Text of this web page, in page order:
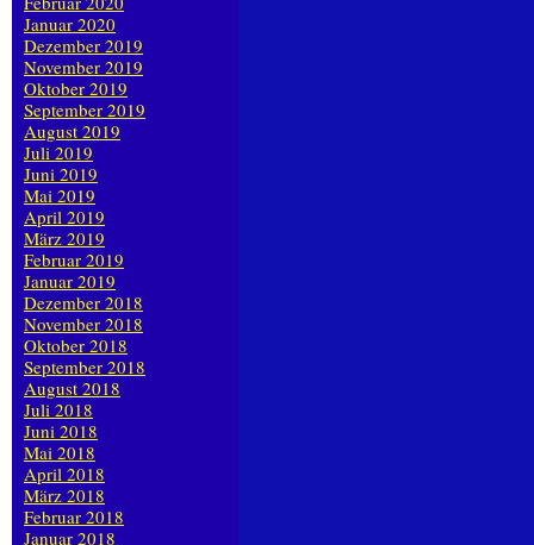
Januar 2020
Dezember 2019
November 2019
Oktober 2019
September 2019
August 2019
Juli 2019
Juni 2019
Mai 2019
April 2019
März 2019
Februar 2019
Januar 2019
Dezember 2018
November 2018
Oktober 2018
September 2018
August 2018
Juli 2018
Juni 2018
Mai 2018
April 2018
März 2018
Februar 2018
Januar 2018